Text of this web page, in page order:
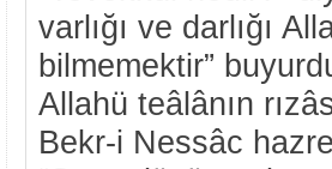
varlığı ve darlığı
bilmemektir”
Allahü teâlânın
Bekr-i Nessâc